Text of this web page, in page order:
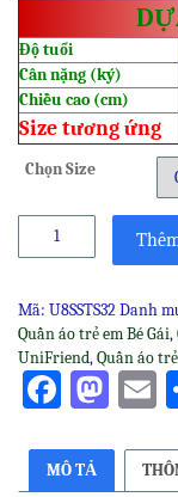
Độ tuổi
Cân nặng (ký)
Chiều cao (cm)
Size tương ứng
Chọn Size
Quần
UniFriend
mã
U8SSTS32
số
Mã: U8SSTS32Danh
Quần áo trẻ em Bé Gái,
UniFriend,Quần áo
MÔ TẢ